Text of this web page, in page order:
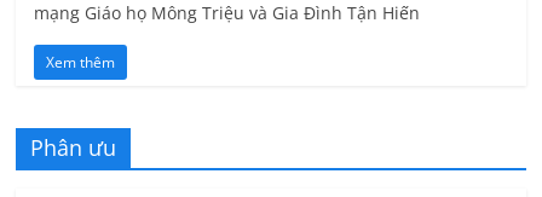
mạng Giáo họ Mông Triệu và Gia Đình Tận Hiến
Xem thêm
Phân ưu